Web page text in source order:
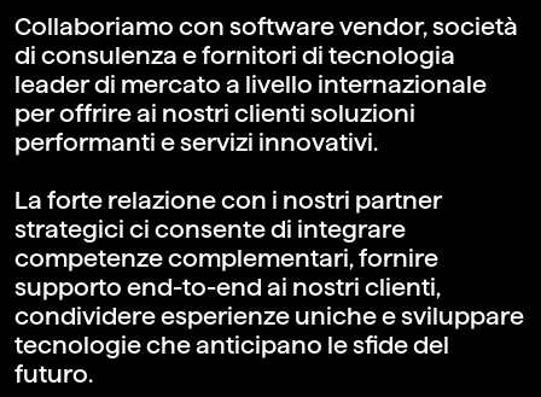
Collaboriamo con software vendor, società
di consulenza e fornitori di tecnologia
leader di mercato a livello internazionale
per offrire ai nostri clienti soluzioni
performanti e servizi innovativi.
La forte relazione con i nostri partner
strategici ci consente di integrare
competenze complementari, fornire
supporto end-to-end ai nostri clienti,
condividere esperienze uniche e sviluppare
tecnologie che anticipano le sfide del
futuro.